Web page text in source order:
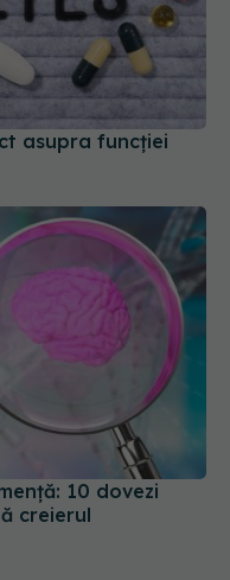
asupra funcției
10 dovezi
creierul